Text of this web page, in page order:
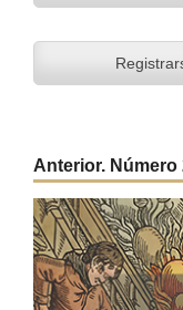
Anterior. Número